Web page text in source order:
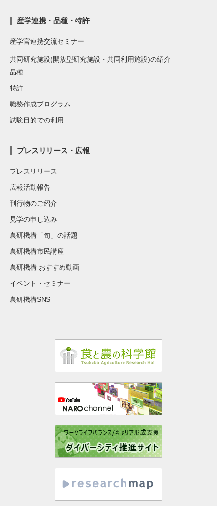
産学連携・品種・特許
産学官連携交流セミナー
共同研究施設(開放型研究施設・共同利用施設)の紹介
品種
特許
職務作成プログラム
試験目的での利用
プレスリリース・広報
プレスリリース
広報活動報告
刊行物のご紹介
見学の申し込み
農研機構「旬」の話題
農研機構市民講座
農研機構 おすすめ動画
イベント・セミナー
農研機構SNS